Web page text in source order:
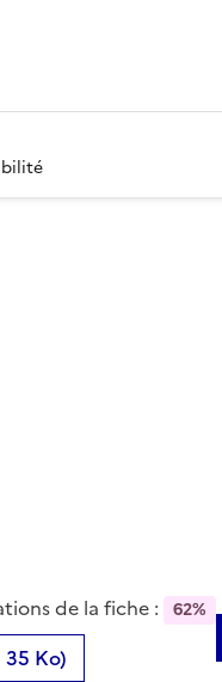
de la fiche : 62%
35 Ko)